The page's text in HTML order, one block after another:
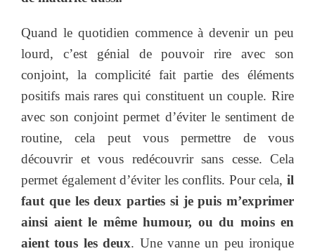
Quand le quotidien commence à devenir un peu
lourd, c’est génial de pouvoir rire avec son
conjoint, la complicité fait partie des éléments
positifs mais rares qui constituent un couple. Rire
avec son conjoint permet d’éviter le sentiment de
routine, cela peut vous permettre de vous
découvrir et vous redécouvrir sans cesse. Cela
permet également d’éviter les conflits. Pour cela, il
faut que les deux parties si je puis m’exprimer
ainsi aient le même humour, ou du moins en
aient tous les deux. Une vanne un peu ironique